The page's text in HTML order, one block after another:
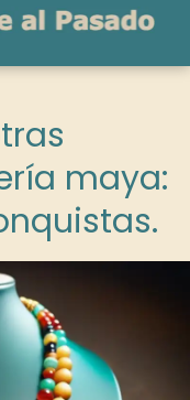
maya: